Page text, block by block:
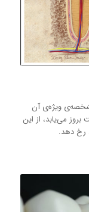
ویژه‌ی آن
می‌یابد، از این
رخ دهد.